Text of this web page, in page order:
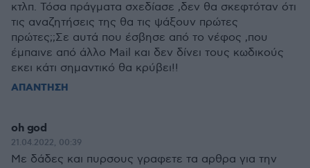
κτλπ. Τόσα πράγματα σχεδίασε ,δεν θα σκεφτόταν ότι
τις αναζητήσεις της θα τις ψάξουν πρώτες
πρώτες;;Σε αυτά που έσβησε από το νέφος ,που
έμπαινε από άλλο Mail και δεν δίνει τους κωδικούς
εκει κάτι σημαντικό θα κρύβει!!
ΑΠΑΝΤΗΣΗ
oh god
21.04.2022, 00:39
Με δάδες και πυρσους γραφετε τα αρθρα για την